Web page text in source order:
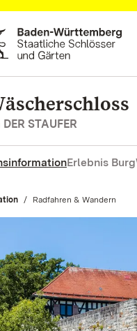
springen
STAUFER
Erlebnis Burg
Aktuell:
Radfahren & Wandern